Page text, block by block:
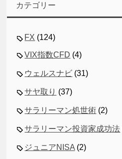
カテゴリー
FX (124)
VIX指数CFD (4)
ウェルスナビ (31)
サヤ取り (37)
サラリーマン処世術 (2)
サラリーマン投資家成功法
ジュニアNISA (2)